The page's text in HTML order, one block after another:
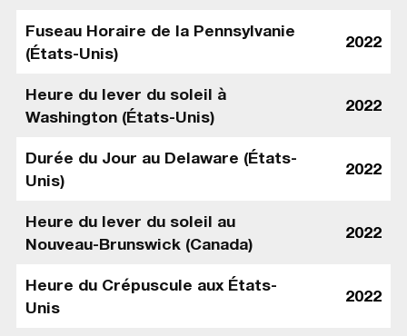
Fuseau Horaire de la Pennsylvanie
(États-Unis)
2022
Heure du lever du soleil à
Washington (États-Unis)
2022
Durée du Jour au Delaware (États-
Unis)
2022
Heure du lever du soleil au
Nouveau-Brunswick (Canada)
2022
Heure du Crépuscule aux États-
Unis
2022